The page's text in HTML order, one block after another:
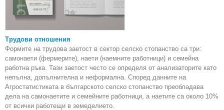
Трудови отношения
Формите на трудова заетост в сектор селско стопанство са три:
самонаети (фермерите), наети (наемните работници) и семейна
работна ръка. Тази заетост често се определя от анализаторите като
непълна, допълнителна и неформална. Според данните на
Агростатистиката в българското селско стопанство преобладава
дела на самонаетите и семейните работници, а наетите са около 10%
от всички работещи в земеделието.